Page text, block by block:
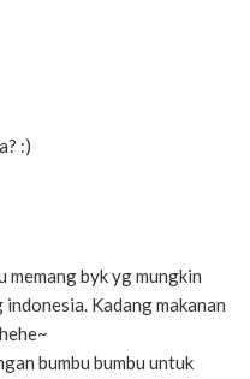
:)
memang byk yg mungkin
indonesia. Kadang makanan
bumbu bumbu untuk